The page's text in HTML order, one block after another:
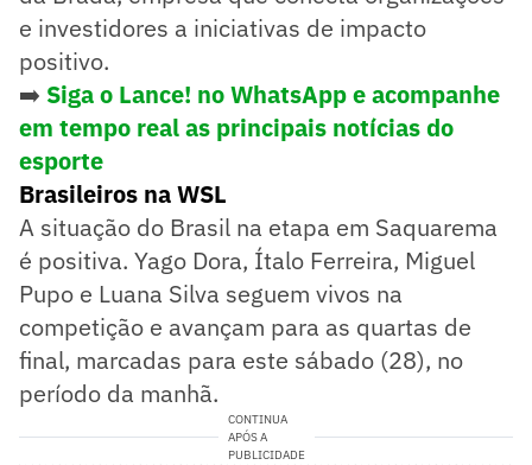
e investidores a iniciativas de impacto
positivo.
➡️ Siga o Lance! no WhatsApp e acompanhe
em tempo real as principais notícias do
esporte
Brasileiros na WSL
A situação do Brasil na etapa em Saquarema
é positiva. Yago Dora, Ítalo Ferreira, Miguel
Pupo e Luana Silva seguem vivos na
competição e avançam para as quartas de
final, marcadas para este sábado (28), no
período da manhã.
CONTINUA
APÓS A
PUBLICIDADE